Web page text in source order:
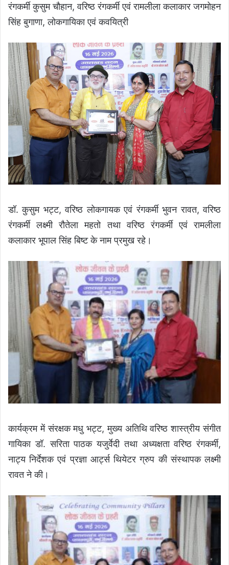
रंगकर्मी कुसुम चौहान, वरिष्ठ रंगकर्मी एवं रामलीला कलाकार जगमोहन
सिंह बुगाणा, लोकगायिका एवं कवयित्री
डॉ. कुसुम भट्ट, वरिष्ठ लोकगायक एवं रंगकर्मी भुवन रावत, वरिष्ठ
रंगकर्मी लक्ष्मी रौतेला महतो तथा वरिष्ठ रंगकर्मी एवं रामलीला
कलाकार भूपाल सिंह बिष्ट के नाम प्रमुख रहे।
कार्यक्रम में संरक्षक मधु भट्ट, मुख्य अतिथि वरिष्ठ शास्त्रीय संगीत
गायिका डॉ. सरिता पाठक यजुर्वेदी तथा अध्यक्षता वरिष्ठ रंगकर्मी,
नाट्य निर्देशक एवं प्रज्ञा आर्ट्स थियेटर ग्रुप की संस्थापक लक्ष्मी
रावत ने की।